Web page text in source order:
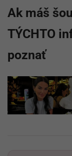
Ak máš
TÝCHTO
poznať